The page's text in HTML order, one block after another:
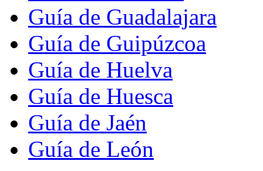
Guía de Guadalajara
Guía de Guipúzcoa
Guía de Huelva
Guía de Huesca
Guía de Jaén
Guía de León